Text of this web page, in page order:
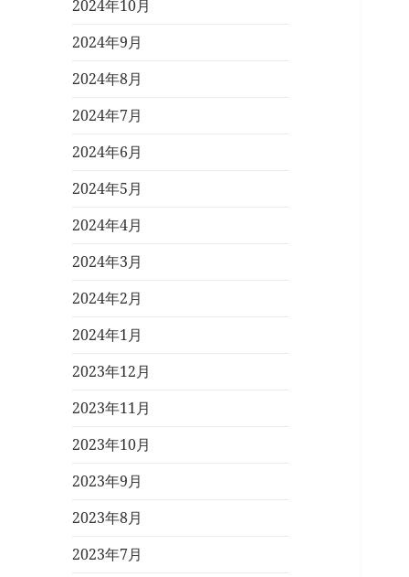
2024年10月
2024年9月
2024年8月
2024年7月
2024年6月
2024年5月
2024年4月
2024年3月
2024年2月
2024年1月
2023年12月
2023年11月
2023年10月
2023年9月
2023年8月
2023年7月